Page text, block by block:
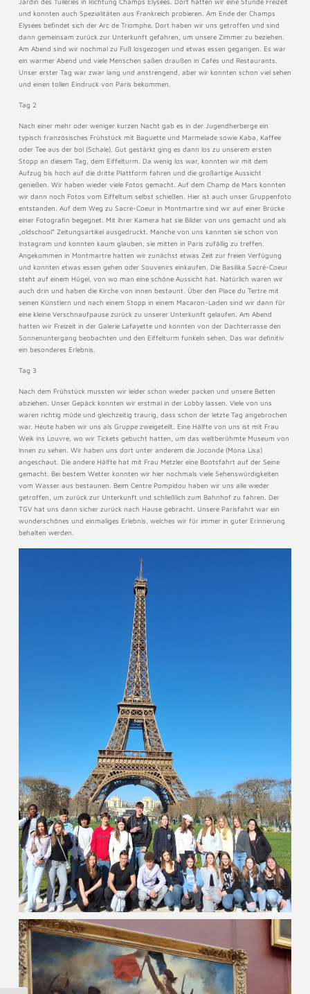
und konnten auch Spezialitäten aus Frankreich probieren. Am Ende der Champs
Elysées befindet sich der Arc de Triomphe. Dort haben wir uns getroffen und sind
dann gemeinsam zurück zur Unterkunft gefahren, um unsere Zimmer zu beziehen.
Am Abend sind wir nochmal zu Fuß losgezogen und etwas essen gegangen. Es war
ein warmer Abend und viele Menschen saßen draußen in Cafés und Restaurants.
Unser erster Tag war zwar lang und anstrengend, aber wir konnten schon viel sehen
und einen tollen Eindruck von Paris bekommen.
Tag 2
Nach einer mehr oder weniger kurzen Nacht gab es in der Jugendherberge ein
typisch französisches Frühstück mit Baguette und Marmelade sowie Kaba, Kaffee
oder Tee aus der bol (Schale). Gut gestärkt ging es dann los zu unserem ersten
Stopp an diesem Tag, dem Eiffelturm. Da wenig los war, konnten wir mit dem
Aufzug bis hoch auf die dritte Plattform fahren und die großartige Aussicht
genießen. Wir haben wieder viele Fotos gemacht. Auf dem Champ de Mars konnten
wir dann noch Fotos vom Eiffeltum selbst schießen. Hier ist auch unser Gruppenfoto
entstanden. Auf dem Weg zu Sacré-Coeur in Montmartre sind wir auf einer Brücke
einer Fotografin begegnet. Mit ihrer Kamera hat sie Bilder von uns gemacht und als
„oldschool“ Zeitungsartikel ausgedruckt. Manche von uns kannten sie schon von
Instagram und konnten kaum glauben, sie mitten in Paris zufällig zu treffen.
Angekommen in Montmartre hatten wir zunächst etwas Zeit zur freien Verfügung
und konnten etwas essen gehen oder Souvenirs einkaufen. Die Basilika Sacré-Coeur
steht auf einem Hügel, von wo man eine schöne Aussicht hat. Natürlich waren wir
auch drin und haben die Kirche von innen bestaunt. Über den Place du Tertre mit
seinen Künstlern und nach einem Stopp in einem Macaron-Laden sind wir dann für
eine kleine Verschnaufpause zurück zu unserer Unterkunft gelaufen. Am Abend
hatten wir Freizeit in der Galerie Lafayette und konnten von der Dachterrasse den
Sonnenuntergang beobachten und den Eiffelturm funkeln sehen. Das war definitiv
ein besonderes Erlebnis.
Tag 3
Nach dem Frühstück mussten wir leider schon wieder packen und unsere Betten
abziehen. Unser Gepäck konnten wir erstmal in der Lobby lassen. Viele von uns
waren richtig müde und gleichzeitig traurig, dass schon der letzte Tag angebrochen
war. Heute haben wir uns als Gruppe zweigeteilt. Eine Hälfte von uns ist mit Frau
Weik ins Louvre, wo wir Tickets gebucht hatten, um das weltberühmte Museum von
Innen zu sehen. Wir haben uns dort unter anderem die Joconde (Mona Lisa)
angeschaut. Die andere Hälfte hat mit Frau Metzler eine Bootsfahrt auf der Seine
gemacht. Bei bestem Wetter konnten wir hier nochmals viele Sehenswürdigkeiten
vom Wasser aus bestaunen. Beim Centre Pompidou haben wir uns alle wieder
getroffen, um zurück zur Unterkunft und schließlich zum Bahnhof zu fahren. Der
TGV hat uns dann sicher zurück nach Hause gebracht. Unsere Parisfahrt war ein
wunderschönes und einmaliges Erlebnis, welches wir für immer in guter Erinnerung
behalten werden.